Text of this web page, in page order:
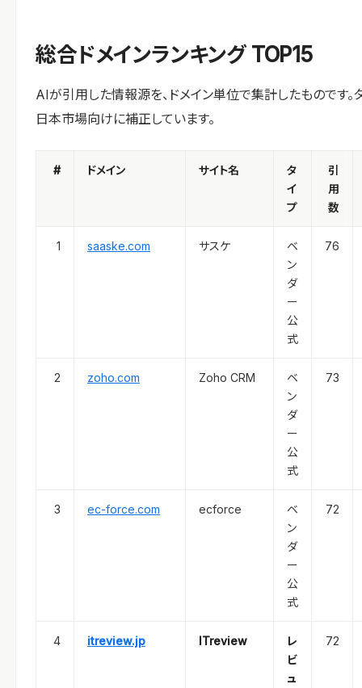
総合ドメインランキング TOP15
AIが引用した情報源を、ドメイン単位で集計したものです。
日本市場向けに補正しています。
# ドメイン サイト名
タ
イ
プ
引
用
数
1 saaske.com サスケ
ベ
ン
ダ
ー
公
式
76
2 zoho.com Zoho CRM
ベ
ン
ダ
ー
公
式
73
3 ec-force.com ecforce
ベ
ン
ダ
ー
公
式
72
4 itreview.jp ITreview
レ
ビ
ュ
72